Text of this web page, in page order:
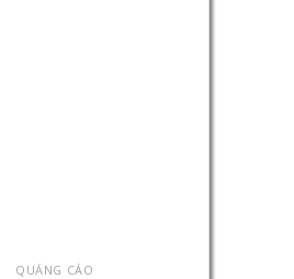
QUẢNG CÁO